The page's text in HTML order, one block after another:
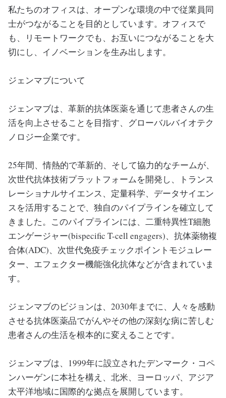
私たちのオフィスは、オープンな環境の中で従業員同
士がつながることを目的としています。オフィスで
も、リモートワークでも、お互いにつながることを大
切にし、イノベーションを生み出します。
ジェンマブについて
ジェンマブは、革新的抗体医薬を通じて患者さんの生
活を向上させることを目指す、グローバルバイオテク
ノロジー企業です。
25年間、情熱的で革新的、そして協力的なチームが、
次世代抗体技術プラットフォームを開発し、トランス
レーショナルサイエンス、定量科学、データサイエン
スを活用することで、独自のパイプラインを確立して
きました。このパイプラインには、二重特異性T細胞
エンゲージャー(bispecific T-cell engagers)、抗体薬物複
合体(ADC)、次世代免疫チェックポイントモジュレー
ター、エフェクター機能強化抗体などが含まれていま
す。
ジェンマブのビジョンは、2030年までに、人々を感動
させる抗体医薬品でがんやその他の深刻な病に苦しむ
患者さんの生活を根本的に変えることです。
ジェンマブは、1999年に設立されたデンマーク・コペ
ンハーゲンに本社を構え、北米、ヨーロッパ、アジア
太平洋地域に国際的な拠点を展開しています。